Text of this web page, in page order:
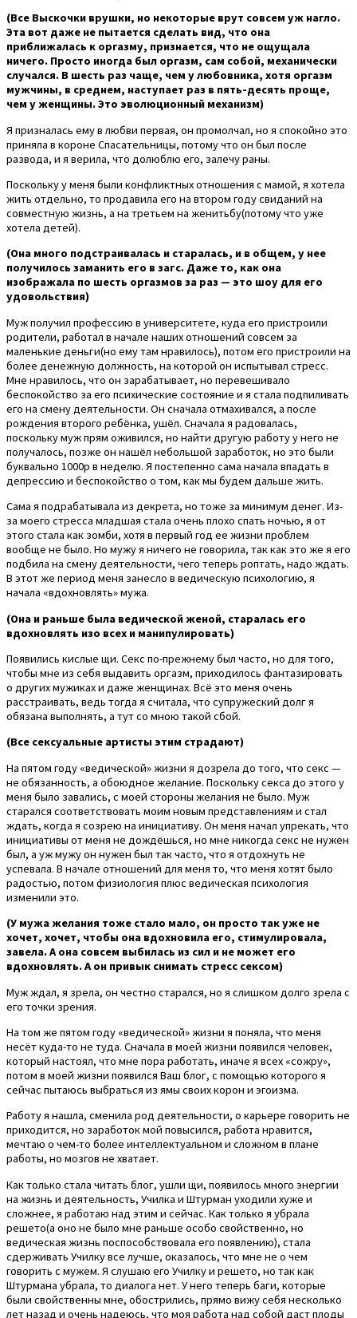
(Все Выскочки врушки, но некоторые врут совсем уж нагло.
Эта вот даже не пытается сделать вид, что она
приближалась к оргазму, признается, что не ощущала
ничего. Просто иногда был оргазм, сам собой, механически
случался. В шесть раз чаще, чем у любовника, хотя оргазм
мужчины, в среднем, наступает раз в пять-десять проще,
чем у женщины. Это эволюционный механизм)
Я призналась ему в любви первая, он промолчал, но я спокойно это
приняла в короне Спасательницы, потому что он был после
развода, и я верила, что долюблю его, залечу раны.
Поскольку у меня были конфликтных отношения с мамой, я хотела
жить отдельно, то продавила его на втором году свиданий на
совместную жизнь, а на третьем на женитьбу(потому что уже
хотела детей).
(Она много подстраивалась и старалась, и в общем, у нее
получилось заманить его в загс. Даже то, как она
изображала по шесть оргазмов за раз — это шоу для его
удовольствия)
Муж получил профессию в университете, куда его пристроили
родители, работал в начале наших отношений совсем за
маленькие деньги(но ему там нравилось), потом его пристроили на
более денежную должность, на которой он испытывал стресс.
Мне нравилось, что он зарабатывает, но перевешивало
беспокойство за его психические состояние и я стала подпиливать
его на смену деятельности. Он сначала отмахивался, а после
рождения второго ребёнка, ушёл. Сначала я радовалась,
поскольку муж прям оживился, но найти другую работу у него не
получалось, позже он нашёл небольшой заработок, но это были
буквально 1000р в неделю. Я постепенно сама начала впадать в
депрессию и беспокойство о том, как мы будем дальше жить.
Сама я подрабатывала из декрета, но тоже за минимум денег. Из-
за моего стресса младшая стала очень плохо спать ночью, я от
этого стала как зомби, хотя в первый год ее жизни проблем
вообще не было. Но мужу я ничего не говорила, так как это же я его
подбила на смену деятельности, чего теперь роптать, надо ждать.
В этот же период меня занесло в ведическую психологию, я
начала «вдохновлять» мужа.
(Она и раньше была ведической женой, старалась его
вдохновлять изо всех и манипулировать)
Появились кислые щи. Секс по-прежнему был часто, но для того,
чтобы мне из себя выдавить оргазм, приходилось фантазировать
о других мужиках и даже женщинах. Всё это меня очень
расстраивать, ведь тогда я считала, что супружеский долг я
обязана выполнять, а тут со мною такой сбой.
(Все сексуальные артисты этим страдают)
На пятом году «ведической» жизни я дозрела до того, что секс —
не обязанность, а обоюдное желание. Поскольку секса до этого у
меня было завались, с моей стороны желания не было. Муж
старался соответствовать моим новым представлениям и стал
ждать, когда я созрею на инициативу. Он меня начал упрекать, что
инициативы от меня не дождёшься, но мне никогда секс не нужен
был, а уж мужу он нужен был так часто, что я отдохнуть не
успевала. В начале отношений для меня то, что меня хотят было
радостью, потом физиология плюс ведическая психология
изменили это.
(У мужа желания тоже стало мало, он просто так уже не
хочет, хочет, чтобы она вдохновила его, стимулировала,
завела. А она совсем выбилась из сил и не может его
вдохновлять. А он привык снимать стресс сексом)
Муж ждал, я зрела, он честно старался, но я слишком долго зрела с
его точки зрения.
На том же пятом году «ведической» жизни я поняла, что меня
несёт куда-то не туда. Сначала в моей жизни появился человек,
который настоял, что мне пора работать, иначе я всех «сожру»,
потом в моей жизни появился Ваш блог, с помощью которого я
сейчас пытаюсь выбраться из ямы своих корон и эгоизма.
Работу я нашла, сменила род деятельности, о карьере говорить не
приходится, но заработок мой повысился, работа нравится,
мечтаю о чем-то более интеллектуальном и сложном в плане
работы, но мозгов не хватает.
Как только стала читать блог, ушли щи, появилось много энергии
на жизнь и деятельность, Училка и Штурман уходили хуже и
сложнее, я работаю над этим и сейчас. Как только я убрала
решето(а оно не было мне раньше особо свойственно, но
ведическая жизнь поспособствовала его появлению), стала
сдерживать Училку все лучше, оказалось, что мне не о чем
говорить с мужем. Я слушаю его Училку и решето, но так как
Штурмана убрала, то диалога нет. У него теперь баги, которые
были свойственны мне, обострились, прямо вижу себя несколько
лет назад и очень надеюсь, что моя работа над собой даст плоды